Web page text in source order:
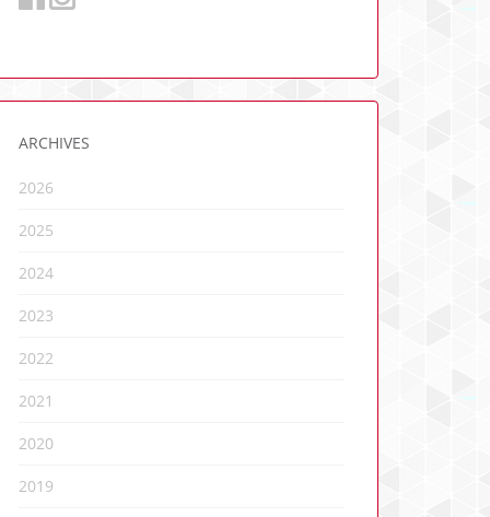
ARCHIVES
2026
2025
2024
2023
2022
2021
2020
2019